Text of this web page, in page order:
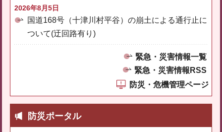
2026年8月5日
国道168号（十津川村平谷）の崩土による通行止に
ついて(迂回路有り)
緊急・災害情報一覧
緊急・災害情報RSS
防災・危機管理ページ
防災ポータル